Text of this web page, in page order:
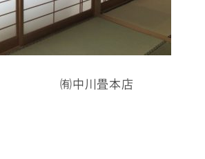
㈲中川畳本店